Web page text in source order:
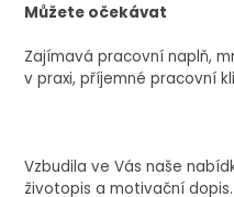
Můžete očekávat
Zajímavá pracovní naplň,
v praxi, příjemné pracovní
Vzbudila ve Vás naše
životopis a motivační dopis.